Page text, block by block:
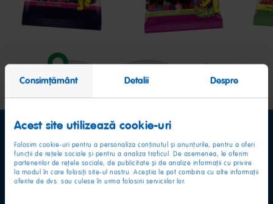
Consimțământ Detalii Despre
Acest site utilizează cookie-uri
Folosim cookie-uri pentru a personaliza conținutul și anunțurile, pentru a oferi
funcții de rețele sociale și pentru a analiza traficul. De asemenea, le oferim
partenerilor de rețele sociale, de publicitate și de analize informații cu privire
la modul în care folosiți site-ul nostru. Aceștia le pot combina cu alte informații
oferite de dvs. sau culese în urma folosirii serviciilor lor.